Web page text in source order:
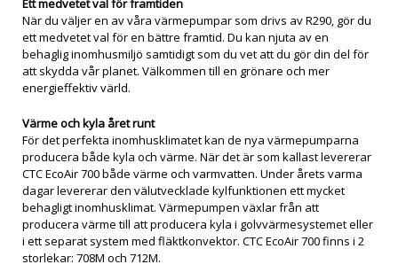
Ett medvetet val för framtiden
När du väljer en av våra värmepumpar som drivs av R290, gör du
ett medvetet val för en bättre framtid. Du kan njuta av en
behaglig inomhusmiljö samtidigt som du vet att du gör din del för
att skydda vår planet. Välkommen till en grönare och mer
energieffektiv värld.
Värme och kyla året runt
För det perfekta inomhusklimatet kan de nya värmepumparna
producera både kyla och värme. När det är som kallast levererar
CTC EcoAir 700 både värme och varmvatten. Under årets varma
dagar levererar den välutvecklade kylfunktionen ett mycket
behagligt inomhusklimat. Värmepumpen växlar från att
producera värme till att producera kyla i golvvärmesystemet eller
i ett separat system med fläktkonvektor. CTC EcoAir 700 finns i 2
storlekar: 708M och 712M.